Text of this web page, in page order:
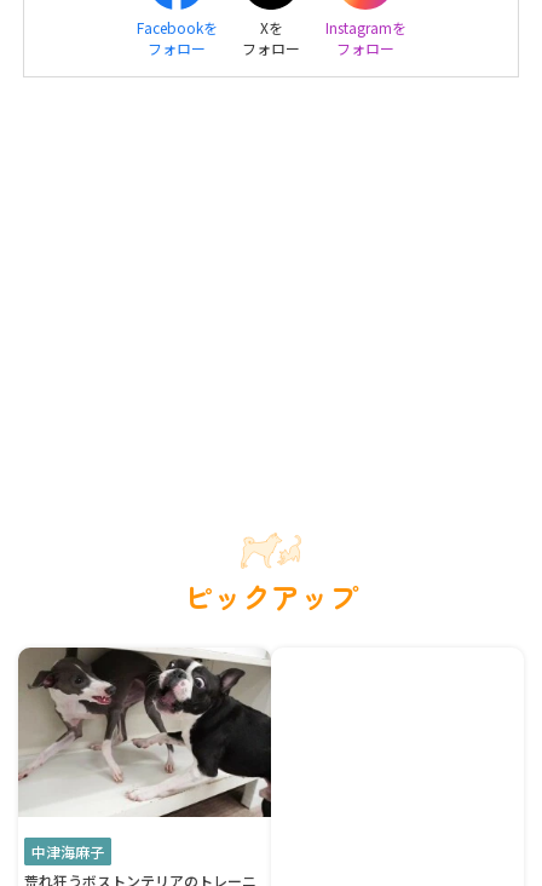
Facebookを
フォロー
Xを
フォロー
Instagramを
フォロー
ピックアップ
中津海麻子
荒れ狂うボストンテリアのトレーニ